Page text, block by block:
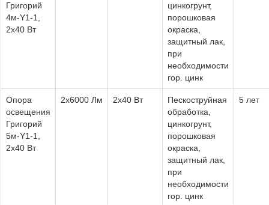
Григорий
4м-Y1-1,
2х40 Вт
цинкогрунт,
порошковая
окраска,
защитный лак,
при
необходимости
гор. цинк
Опора
освещения
Григорий
5м-Y1-1,
2х40 Вт
2х6000 Лм 2х40 Вт
Пескоструйная
обработка,
цинкогрунт,
порошковая
окраска,
защитный лак,
при
необходимости
гор. цинк
5 лет